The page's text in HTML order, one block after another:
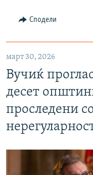
Сподели
март 30, 2026
Вучиќ
десет
проследени